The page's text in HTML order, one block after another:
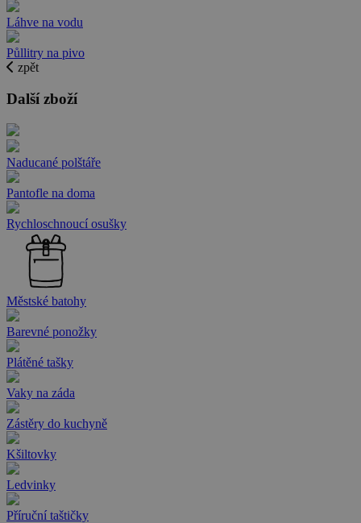
Láhve na vodu
Půllitry na pivo
zpět
Další zboží
Naducané polštáře
Pantofle na doma
Rychloschnoucí osušky
Městské batohy
Barevné ponožky
Plátěné tašky
Vaky na záda
Zástěry do kuchyně
Kšiltovky
Ledvinky
Příruční taštičky